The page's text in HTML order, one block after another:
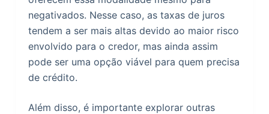
negativados. Nesse caso, as taxas de juros
tendem a ser mais altas devido ao maior risco
envolvido para o credor, mas ainda assim
pode ser uma opção viável para quem precisa
de crédito.
Além disso, é importante explorar outras